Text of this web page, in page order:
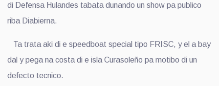
di Defensa Hulandes tabata dunando un show pa publico
riba Diabierna.
Ta trata aki di e speedboat special tipo FRISC, y el a bay
dal y pega na costa di e isla Curasoleño pa motibo di un
defecto tecnico.